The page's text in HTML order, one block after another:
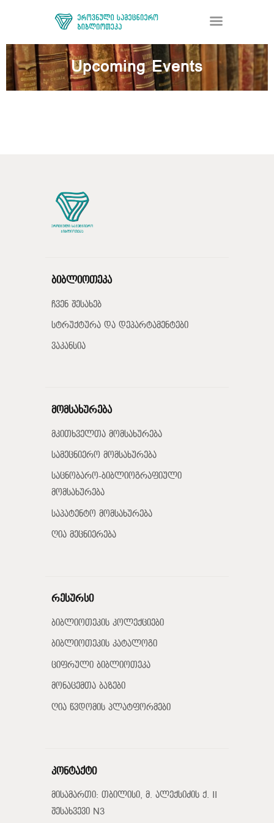
Upcoming Events
ᲑᲘᲑᲚᲘᲝᲗᲔᲙᲐ
ᲙᲝᲜᲢᲐᲥᲢᲘ
ბიბლიოთეკა
ჩვენ შესახებ
სტრუქტურა და დეპარტამენტები
ვაკანსია
მომსახურება
მკითხველთა მომსახურება
სამეცნიერო მომსახურება
საცნობარო-ბიბლიოგრაფიული
მომსახურება
საპატენტო მომსახურება
ღია მეცნიერება
რესურსი
ბიბლიოთეკის კოლექციები
ბიბლიოთეკის კატალოგი
ციფრული ბიბლიოთეკა
მონაცემთა ბაზები
ღია წვდომის პლატფორმები
კონტაქტი
მისამართი: თბილისი, მ. ალექსიძის ქ. II
შესახვევი N3